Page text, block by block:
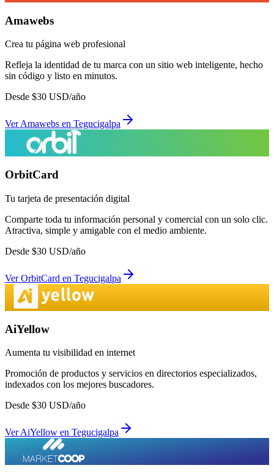
Amawebs
Crea tu página web profesional
Refleja la identidad de tu marca con un sitio web inteligente, hecho
sin código y listo en minutos.
Desde $30 USD/año
VerAmawebs en Tegucigalpa
OrbitCard
Tu tarjeta de presentación digital
Comparte toda tu información personal y comercial con un solo clic.
Atractiva, simple y amigable con el medio ambiente.
Desde $30 USD/año
VerOrbitCard en Tegucigalpa
AiYellow
Aumenta tu visibilidad en internet
Promoción de productos y servicios en directorios especializados,
indexados con los mejores buscadores.
Desde $30 USD/año
VerAiYellow en Tegucigalpa